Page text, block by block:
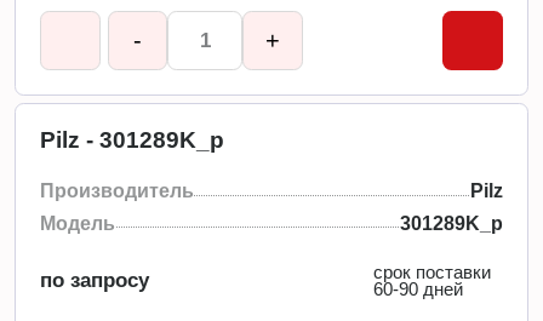
- +
Pilz - 301289K_p
Производитель
Pilz
Модель
301289K_p
по запросу
срок поставки
60-90 дней